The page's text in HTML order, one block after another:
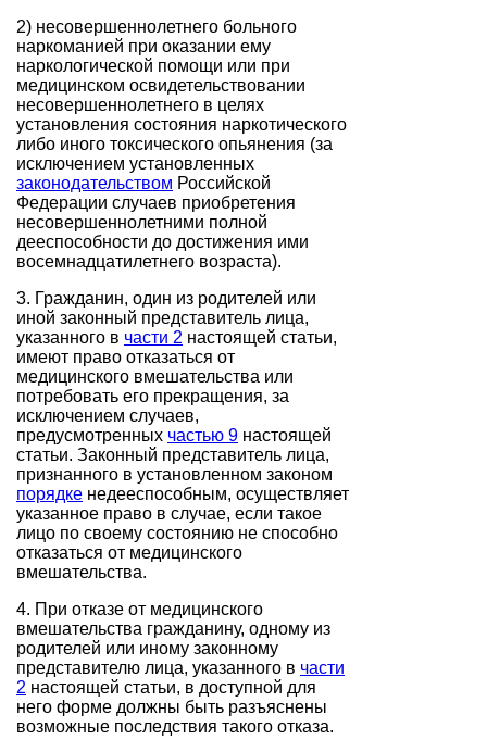
2) несовершеннолетнего больного
наркоманией при оказании ему
наркологической помощи или при
медицинском освидетельствовании
несовершеннолетнего в целях
установления состояния наркотического
либо иного токсического опьянения (за
исключением установленных
законодательством Российской
Федерации случаев приобретения
несовершеннолетними полной
дееспособности до достижения ими
восемнадцатилетнего возраста).
3. Гражданин, один из родителей или
иной законный представитель лица,
указанного в части 2 настоящей статьи,
имеют право отказаться от
медицинского вмешательства или
потребовать его прекращения, за
исключением случаев,
предусмотренных частью 9 настоящей
статьи. Законный представитель лица,
признанного в установленном законом
порядке недееспособным, осуществляет
указанное право в случае, если такое
лицо по своему состоянию не способно
отказаться от медицинского
вмешательства.
4. При отказе от медицинского
вмешательства гражданину, одному из
родителей или иному законному
представителю лица, указанного в части
2 настоящей статьи, в доступной для
него форме должны быть разъяснены
возможные последствия такого отказа.